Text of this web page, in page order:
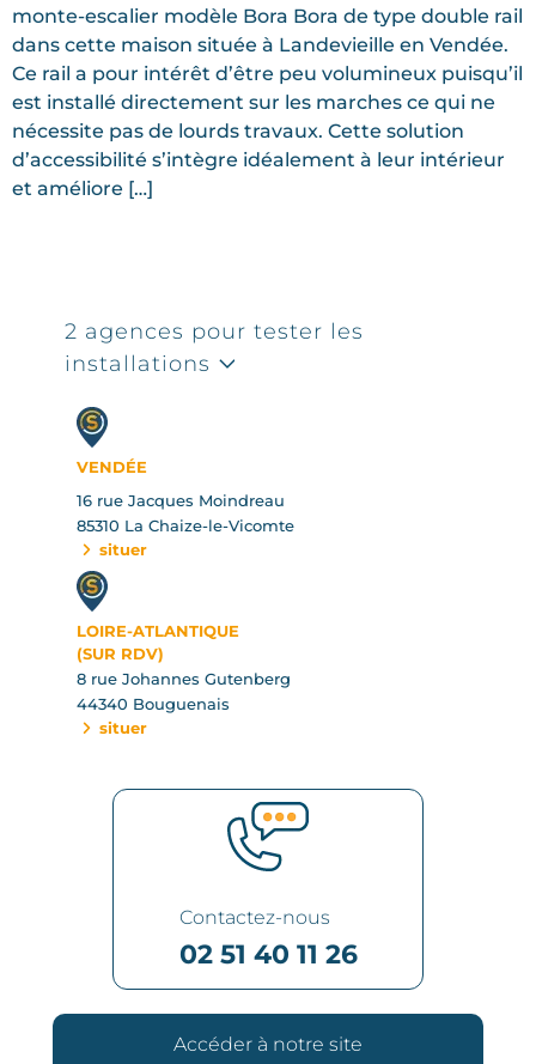
monte-escalier modèle Bora Bora de type double rail
dans cette maison située à Landevieille en Vendée.
Ce rail a pour intérêt d’être peu volumineux puisqu’il
est installé directement sur les marches ce qui ne
nécessite pas de lourds travaux. Cette solution
d’accessibilité s’intègre idéalement à leur intérieur
et améliore […]
2 agences pour tester les
installations
VENDÉE
16 rue Jacques Moindreau
85310 La Chaize-le-Vicomte
situer
LOIRE-ATLANTIQUE
(SUR RDV)
8 rue Johannes Gutenberg
44340 Bouguenais
situer
Contactez-nous
02 51 40 11 26
Accéder à notre site